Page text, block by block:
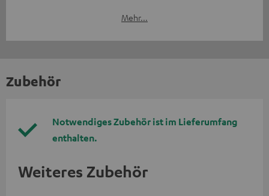
Mehr...
Zubehör
Notwendiges Zubehör ist im Lieferumfang
enthalten.
Weiteres Zubehör